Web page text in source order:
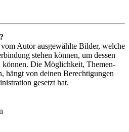
Autor ausgewählte Bilder, welche
stehen können, um dessen
können. Die Möglichkeit, Themen-
hängt von deinen Berechtigungen
gesetzt hat.